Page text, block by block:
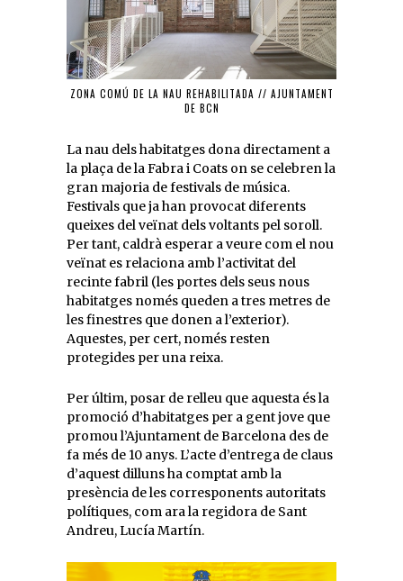
ZONA COMÚ DE LA NAU REHABILITADA // AJUNTAMENT
DE BCN
La nau dels habitatges dona directament a
la plaça de la Fabra i Coats on se celebren la
gran majoria de festivals de música.
Festivals que ja han provocat diferents
queixes del veïnat dels voltants pel soroll.
Per tant, caldrà esperar a veure com el nou
veïnat es relaciona amb l’activitat del
recinte fabril (les portes dels seus nous
habitatges només queden a tres metres de
les finestres que donen a l’exterior).
Aquestes, per cert, només resten
protegides per una reixa.
Per últim, posar de relleu que aquesta és la
promoció d’habitatges per a gent jove que
promou l’Ajuntament de Barcelona des de
fa més de 10 anys. L’acte d’entrega de claus
d’aquest dilluns ha comptat amb la
presència de les corresponents autoritats
polítiques, com ara la regidora de Sant
Andreu, Lucía Martín.